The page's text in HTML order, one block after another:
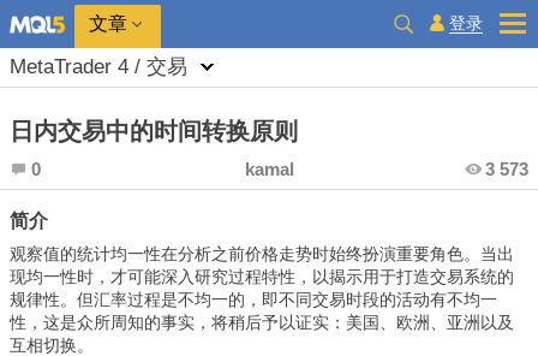
文章 登录
MetaTrader 4 / 交易
日内交易中的时间转换原则
0 kamal 3 573
简介
观察值的统计均一性在分析之前价格走势时始终扮演重要角色。当出
现均一性时，才可能深入研究过程特性，以揭示用于打造交易系统的
规律性。但汇率过程是不均一的，即不同交易时段的活动有不均一
性，这是众所周知的事实，将稍后予以证实：美国、欧洲、亚洲以及
互相切换。